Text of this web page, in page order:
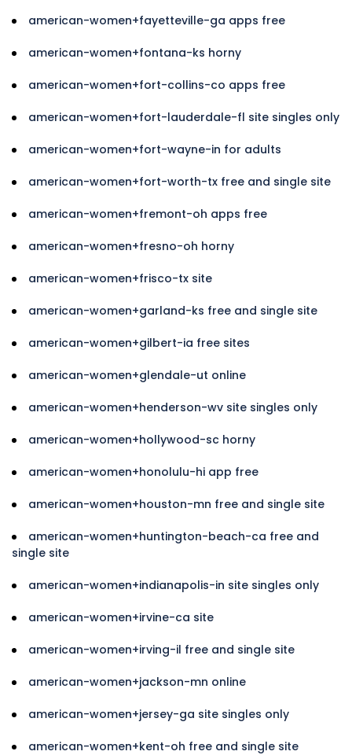
american-women+fayetteville-ga apps free
american-women+fontana-ks horny
american-women+fort-collins-co apps free
american-women+fort-lauderdale-fl site singles only
american-women+fort-wayne-in for adults
american-women+fort-worth-tx free and single site
american-women+fremont-oh apps free
american-women+fresno-oh horny
american-women+frisco-tx site
american-women+garland-ks free and single site
american-women+gilbert-ia free sites
american-women+glendale-ut online
american-women+henderson-wv site singles only
american-women+hollywood-sc horny
american-women+honolulu-hi app free
american-women+houston-mn free and single site
american-women+huntington-beach-ca free and
single site
american-women+indianapolis-in site singles only
american-women+irvine-ca site
american-women+irving-il free and single site
american-women+jackson-mn online
american-women+jersey-ga site singles only
american-women+kent-oh free and single site